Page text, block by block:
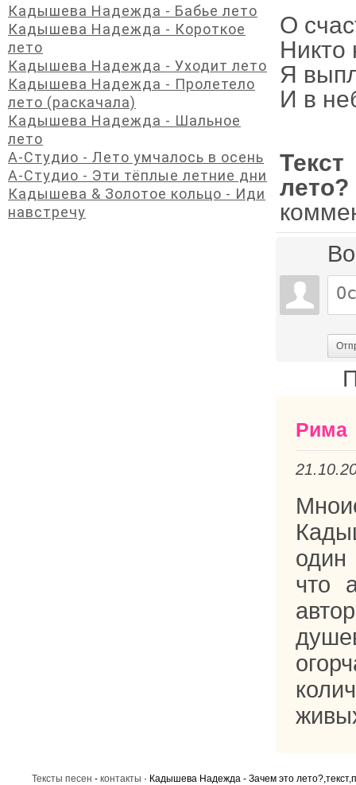
О
Я
И в
лето?
Рима
что
Кадышева Надежда - Бабье лето
Кадышева Надежда - Короткое
лето
Кадышева Надежда - Уходит лето
Кадышева Надежда - Пролетело
лето (раскачала)
Кадышева Надежда - Шальное
лето
А-Студио - Лето умчалось в осень
А-Студио - Эти тёплые летние дни
Кадышева & Золотое кольцо - Иди
навстречу
Тексты песен - контакты · Кадышева Надежда - Зачем это